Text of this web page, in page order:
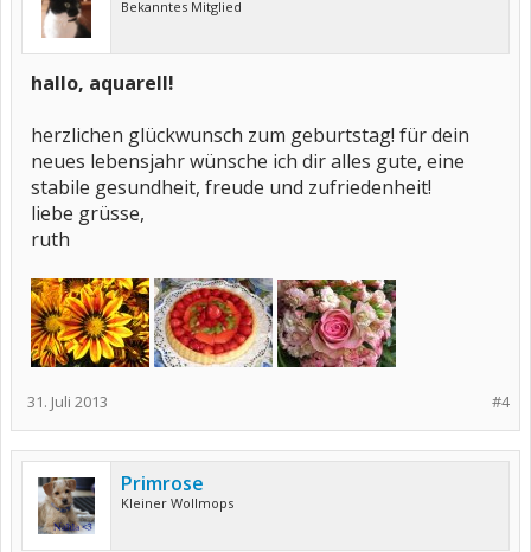
Bekanntes Mitglied
hallo, aquarell!
herzlichen glückwunsch zum geburtstag! für dein
neues lebensjahr wünsche ich dir alles gute, eine
stabile gesundheit, freude und zufriedenheit!
liebe grüsse,
ruth
#4
31. Juli 2013
Primrose
Kleiner Wollmops